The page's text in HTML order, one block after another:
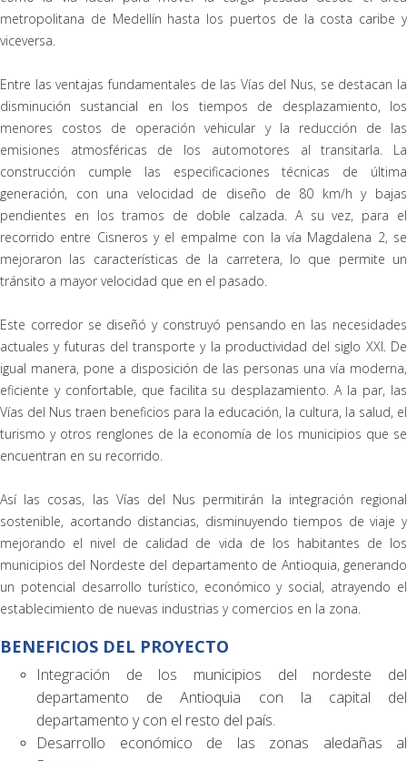
metropolitana de Medellín hasta los puertos de la costa caribe y
viceversa.
Entre las ventajas fundamentales de las Vías del Nus, se destacan la
disminución sustancial en los tiempos de desplazamiento, los
menores costos de operación vehicular y la reducción de las
emisiones atmosféricas de los automotores al transitarla. La
construcción cumple las especificaciones técnicas de última
generación, con una velocidad de diseño de 80 km/h y bajas
pendientes en los tramos de doble calzada. A su vez, para el
recorrido entre Cisneros y el empalme con la vía Magdalena 2, se
mejoraron las características de la carretera, lo que permite un
tránsito a mayor velocidad que en el pasado.
Este corredor se diseñó y construyó pensando en las necesidades
actuales y futuras del transporte y la productividad del siglo XXI. De
igual manera, pone a disposición de las personas una vía moderna,
eficiente y confortable, que facilita su desplazamiento. A la par, las
Vías del Nus traen beneficios para la educación, la cultura, la salud, el
turismo y otros renglones de la economía de los municipios que se
encuentran en su recorrido.
Así las cosas, las Vías del Nus permitirán la integración regional
sostenible, acortando distancias, disminuyendo tiempos de viaje y
mejorando el nivel de calidad de vida de los habitantes de los
municipios del Nordeste del departamento de Antioquia, generando
un potencial desarrollo turístico, económico y social, atrayendo el
establecimiento de nuevas industrias y comercios en la zona.
BENEFICIOS DEL PROYECTO
Integración de los municipios del nordeste del
departamento de Antioquia con la capital del
departamento y con el resto del país.
Desarrollo económico de las zonas aledañas al